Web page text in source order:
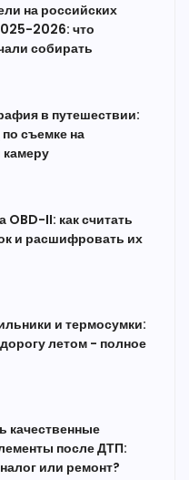
на российских
2026: что
собирать
в путешествии:
съемке на
OBD-II: как считать
и расшифровать их
и термосумки:
летом - полное
качественные
после ДТП:
или ремонт?